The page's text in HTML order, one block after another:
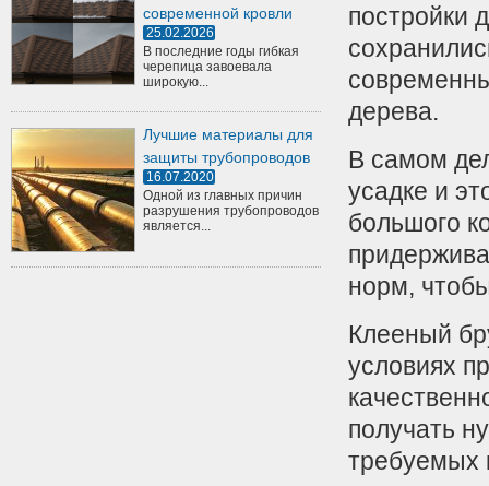
современной кровли
25.02.2026
В последние годы гибкая
черепица завоевала
широкую...
Лучшие материалы для
защиты трубопроводов
16.07.2020
Одной из главных причин
разрушения трубопроводов
является...
постройки
дерева.
В самом
усадке и
большого
норм,
Клееный
условиях
получать
требуемых